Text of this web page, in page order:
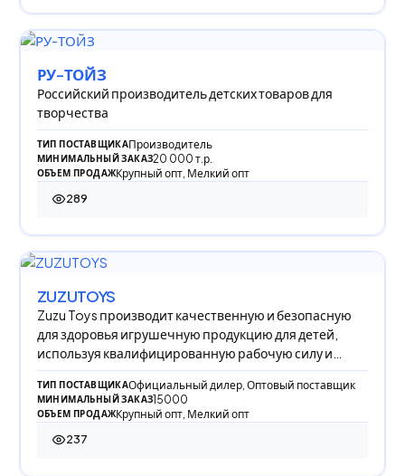
РУ-ТОЙЗ
Российский производитель детских товаров для
творчества
ТИП ПОСТАВЩИКАПроизводитель
МИНИМАЛЬНЫЙ ЗАКАЗ20 000 т.р.
ОБЪЕМ ПРОДАЖКрупный опт, Мелкий опт
289
289 просмотров
ZUZUTOYS
Zuzu Toys производит качественную и безопасную
для здоровья игрушечную продукцию для детей,
используя квалифицированную рабочую силу и
накоп
ТИП ПОСТАВЩИКАОфициальный дилер, Оптовый поставщик
МИНИМАЛЬНЫЙ ЗАКАЗ15000
ОБЪЕМ ПРОДАЖКрупный опт, Мелкий опт
237
237 просмотров